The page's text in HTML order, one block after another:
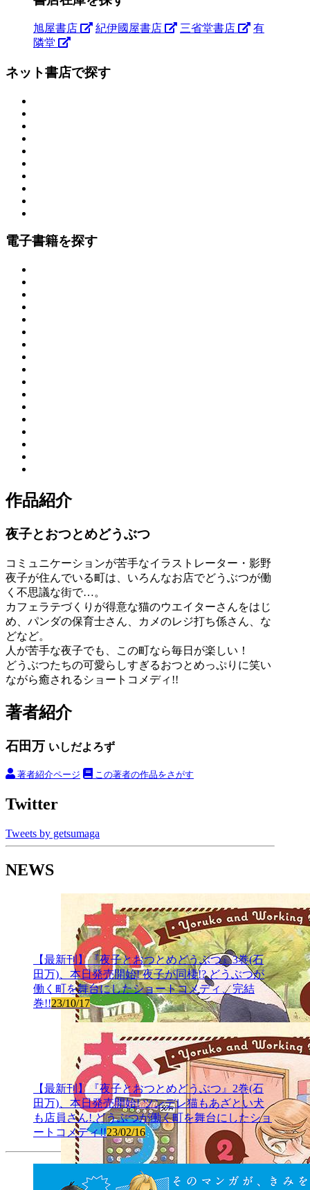
旭屋書店 紀伊國屋書店 三省堂書店
有
隣堂
ネット書店で探す
電子書籍を探す
作品紹介
夜子とおつとめどうぶつ
コミュニケーションが苦手なイラストレーター・影野
夜子が住んでいる町は、いろんなお店でどうぶつが働
く不思議な街で…。
カフェラテづくりが得意な猫のウエイターさんをはじ
め、パンダの保育士さん、カメのレジ打ち係さん、な
どなど。
人が苦手な夜子でも、この町なら毎日が楽しい！
どうぶつたちの可愛らしすぎるおつとめっぷりに笑い
ながら癒されるショートコメディ!!
著者紹介
石田万 いしだよろず
著者紹介ページ この著者の作品をさがす
Twitter
Tweets by getsumaga
NEWS
【最新刊】『夜子とおつとめどうぶつ』3巻(石
田万)、本日発売開始! 夜子が同棲!? どうぶつが
働く町を舞台にしたショートコメディ、完結
巻!!23/10/17
【最新刊】『夜子とおつとめどうぶつ』2巻(石
田万)、本日発売開始! ツンデレ猫もあざとい犬
も店員さん! どうぶつが働く町を舞台にしたショ
ートコメディ!!23/02/16